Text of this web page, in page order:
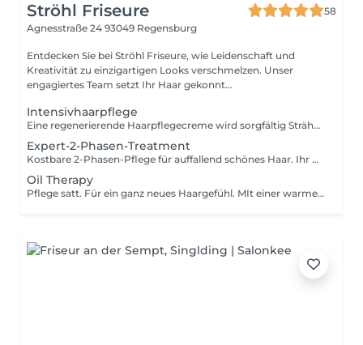
Ströhl Friseure
58
Agnesstraße 24 93049 Regensburg
Entdecken Sie bei Ströhl Friseure, wie Leidenschaft und
Kreativität zu einzigartigen Looks verschmelzen. Unser
engagiertes Team setzt Ihr Haar gekonnt...
Intensivhaarpflege
Eine regenerierende Haarpflegecreme wird sorgfältig Strähne für Strähne in Ihr Haar einmassiert. Die Wirkstoffe dringen dabei tief in Ihr Haar ein und verbessern deutlich die Struktur und Stabilität.
Expert-2-Phasen-Treatment
Kostbare 2-Phasen-Pflege für auffallend schönes Haar. Ihr Haar wird geschützt, erhält brillanten Glanz, kraftvolle Elastizität und eine geschmeidige Fülle. Ideal nach der Coloration.
Oil Therapy
Pflege satt. Für ein ganz neues Haargefühl. MIt einer warmen Kompresse werden die Öle ins Haar eingeschleust und mit einer exklusiven Pflegecreme versiegelt. Das Ergebnis traumhaft glänzendes Haar.